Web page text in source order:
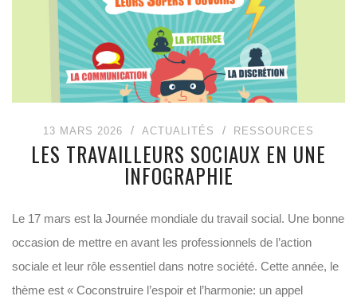
13 MARS 2026 ACTUALITÉS RESSOURCES
LES TRAVAILLEURS SOCIAUX EN UNE
INFOGRAPHIE
Le 17 mars est la Journée mondiale du travail social. Une bonne
occasion de mettre en avant les professionnels de l’action
sociale et leur rôle essentiel dans notre société. Cette année, le
thème est « Coconstruire l’espoir et l’harmonie: un appel